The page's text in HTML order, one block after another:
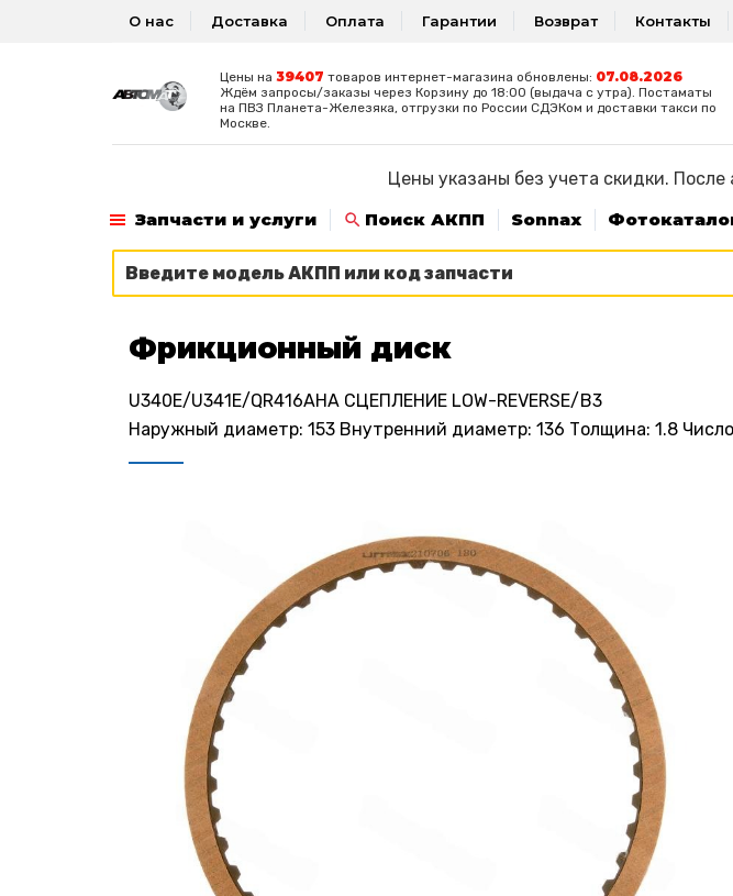
О нас Доставка Оплата Гарантии Возврат Контакты
Цены на 39407 товаров интернет-магазина обновлены: 07.08.2026
Ждём запросы/заказы через Корзину до 18:00 (выдача с утра). Постаматы
на ПВЗ Планета-Железяка, отгрузки по России СДЭКом и доставки такси по
Москве.
Цены указаны без учета скидки.
Запчасти и услуги
Поиск АКПП Sonnax
Фрикционный диск
U340E/U341E/QR416AHA СЦЕПЛЕНИЕ LOW-REVERSE/B3
Наружный диаметр: 153 Внутренний диаметр: 136 Толщина: 1.8